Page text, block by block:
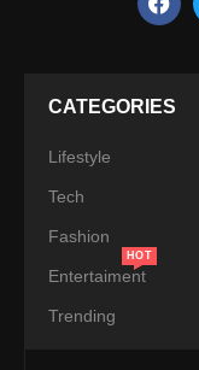
CATEGORIES
Lifestyle
Tech
Fashion
Entertaiment
HOT
Trending